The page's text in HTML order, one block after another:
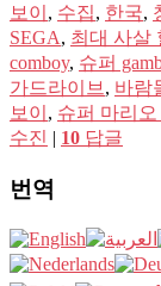
보이 , 수집, 한국,
SEGA, 최대 사살
comboy, 슈퍼
가드라이브 , 바람
보이 , 슈퍼 마리오
수진 | 10 답글
번역